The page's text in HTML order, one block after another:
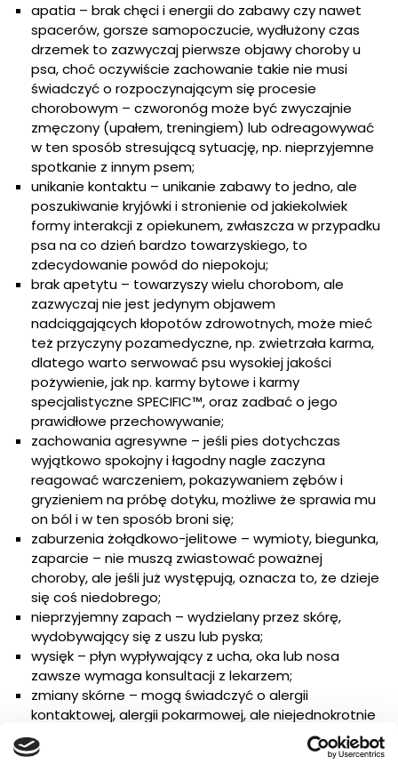
apatia – brak chęci i energii do zabawy czy nawet
spacerów, gorsze samopoczucie, wydłużony czas
drzemek to zazwyczaj pierwsze objawy choroby u
psa, choć oczywiście zachowanie takie nie musi
świadczyć o rozpoczynającym się procesie
chorobowym – czworonóg może być zwyczajnie
zmęczony (upałem, treningiem) lub odreagowywać
w ten sposób stresującą sytuację, np. nieprzyjemne
spotkanie z innym psem;
unikanie kontaktu – unikanie zabawy to jedno, ale
poszukiwanie kryjówki i stronienie od jakiekolwiek
formy interakcji z opiekunem, zwłaszcza w przypadku
psa na co dzień bardzo towarzyskiego, to
zdecydowanie powód do niepokoju;
brak apetytu – towarzyszy wielu chorobom, ale
zazwyczaj nie jest jedynym objawem
nadciągających kłopotów zdrowotnych, może mieć
też przyczyny pozamedyczne, np. zwietrzała karma,
dlatego warto serwować psu wysokiej jakości
pożywienie, jak np. karmy bytowe i karmy
specjalistyczne SPECIFIC™, oraz zadbać o jego
prawidłowe przechowywanie;
zachowania agresywne – jeśli pies dotychczas
wyjątkowo spokojny i łagodny nagle zaczyna
reagować warczeniem, pokazywaniem zębów i
gryzieniem na próbę dotyku, możliwe że sprawia mu
on ból i w ten sposób broni się;
zaburzenia żołądkowo-jelitowe – wymioty, biegunka,
zaparcie – nie muszą zwiastować poważnej
choroby, ale jeśli już występują, oznacza to, że dzieje
się coś niedobrego;
nieprzyjemny zapach – wydzielany przez skórę,
wydobywający się z uszu lub pyska;
wysięk – płyn wypływający z ucha, oka lub nosa
zawsze wymaga konsultacji z lekarzem;
zmiany skórne – mogą świadczyć o alergii
kontaktowej, alergii pokarmowej, ale niejednokrotnie
pojawiają się także w wyniku zaburzeń
behawioralnych.